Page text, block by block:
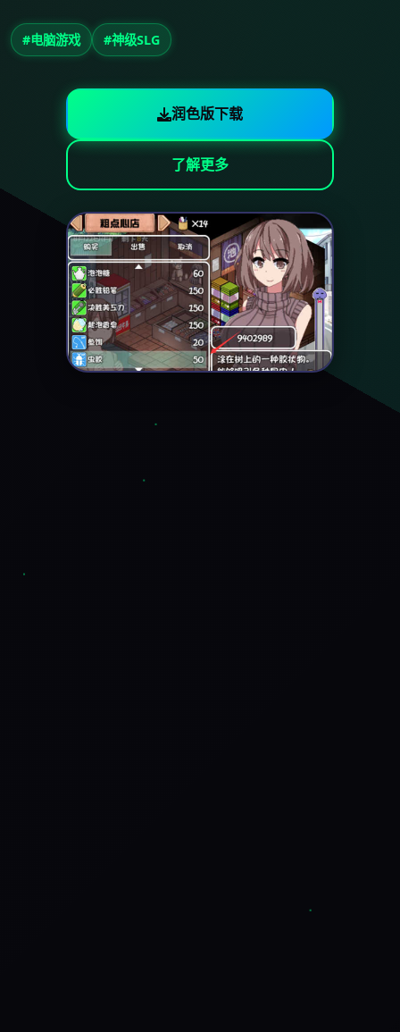
#电脑游戏 #神级SLG
润色版下载
了解更多